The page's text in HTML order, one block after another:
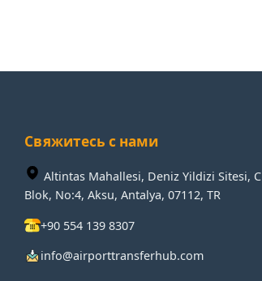
Свяжитесь с нами
Altintas Mahallesi, Deniz Yildizi Sitesi, C
Blok, No:4, Aksu, Antalya, 07112, TR
+90 554 139 8307
info@airporttransferhub.com